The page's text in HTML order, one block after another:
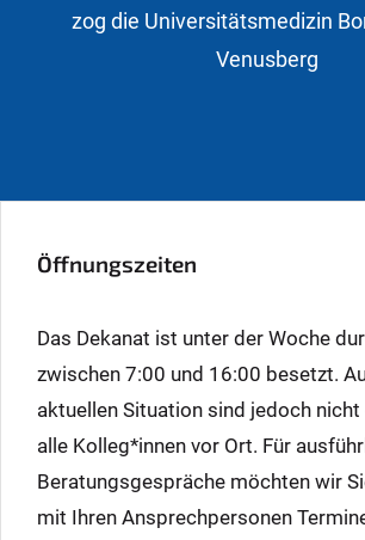
zog die Universitätsmedizin
Venusberg
Öffnungszeiten
Das Dekanat ist unter der Woche
zwischen 7:00 und 16:00 besetzt.
aktuellen Situation sind jedoch nicht
alle Kolleg*innen vor Ort. Für
Beratungsgespräche möchten wir
mit Ihren Ansprechpersonen